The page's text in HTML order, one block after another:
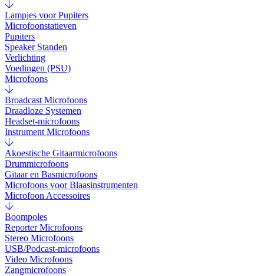
Lampjes voor Pupiters
Microfoonstatieven
Pupiters
Speaker Standen
Verlichting
Voedingen (PSU)
Microfoons
Broadcast Microfoons
Draadloze Systemen
Headset-microfoons
Instrument Microfoons
Akoestische Gitaarmicrofoons
Drummicrofoons
Gitaar en Basmicrofoons
Microfoons voor Blaasinstrumenten
Microfoon Accessoires
Boompoles
Reporter Microfoons
Stereo Microfoons
USB/Podcast-microfoons
Video Microfoons
Zangmicrofoons